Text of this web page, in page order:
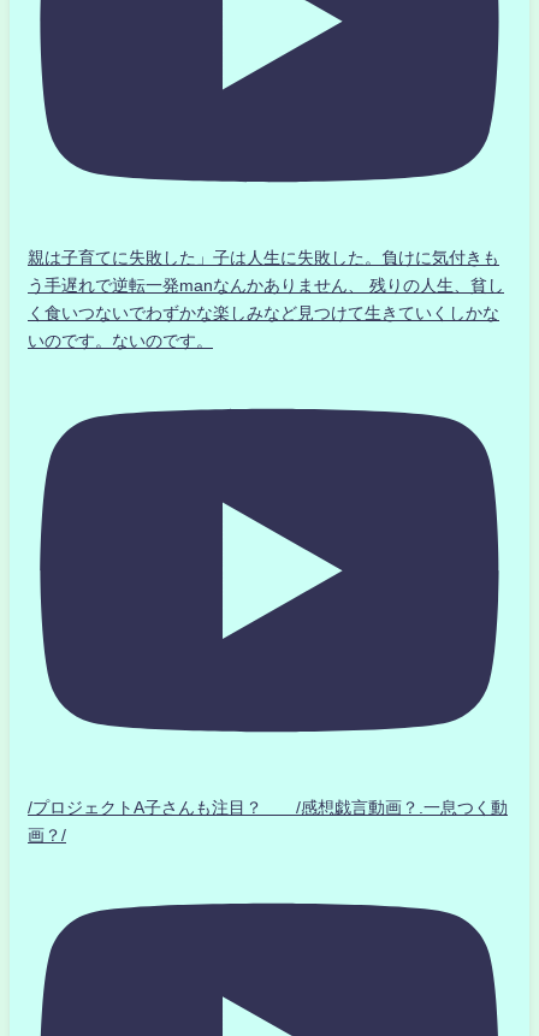
親は子育てに失敗した」子は人生に失敗した。負けに気付きも
う手遅れで逆転一発manなんかありません、 残りの人生、貧し
く食いつないでわずかな楽しみなど見つけて生きていくしかな
いのです。ないのです。
/プロジェクトA子さんも注目？ /感想戯言動画？.一息つく動
画？/